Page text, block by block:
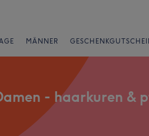
MÄNNER
- haarkuren &